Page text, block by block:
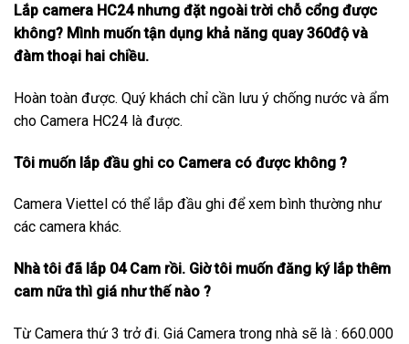
Lắp camera HC24 nhưng đặt ngoài trời chỗ cổng được
không? Mình muốn tận dụng khả năng quay 360độ và
đàm thoại hai chiều.
Hoàn toàn được. Quý khách chỉ cần lưu ý chống nước và ẩm
cho Camera HC24 là được.
Tôi muốn lắp đầu ghi co Camera có được không ?
Camera Viettel có thể lắp đầu ghi để xem bình thường như
các camera khác.
Nhà tôi đã lắp 04 Cam rồi. Giờ tôi muốn đăng ký lắp thêm
cam nữa thì giá như thế nào ?
Từ Camera thứ 3 trở đi. Giá Camera trong nhà sẽ là : 660.000